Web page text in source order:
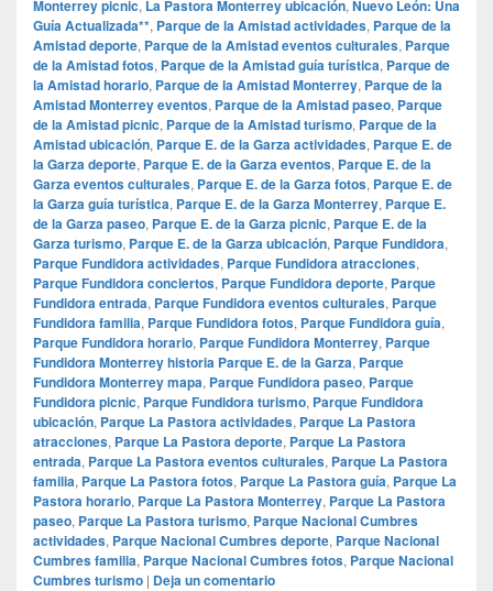
Monterrey picnic, La Pastora Monterrey ubicación, Nuevo León: Una
Guía Actualizada**, Parque de la Amistad actividades, Parque de la
Amistad deporte, Parque de la Amistad eventos culturales, Parque
de la Amistad fotos, Parque de la Amistad guía turística, Parque de
la Amistad horario, Parque de la Amistad Monterrey, Parque de la
Amistad Monterrey eventos, Parque de la Amistad paseo, Parque
de la Amistad picnic, Parque de la Amistad turismo, Parque de la
Amistad ubicación, Parque E. de la Garza actividades, Parque E. de
la Garza deporte, Parque E. de la Garza eventos, Parque E. de la
Garza eventos culturales, Parque E. de la Garza fotos, Parque E. de
la Garza guía turística, Parque E. de la Garza Monterrey, Parque E.
de la Garza paseo, Parque E. de la Garza picnic, Parque E. de la
Garza turismo, Parque E. de la Garza ubicación, Parque Fundidora,
Parque Fundidora actividades, Parque Fundidora atracciones,
Parque Fundidora conciertos, Parque Fundidora deporte, Parque
Fundidora entrada, Parque Fundidora eventos culturales, Parque
Fundidora familia, Parque Fundidora fotos, Parque Fundidora guía,
Parque Fundidora horario, Parque Fundidora Monterrey, Parque
Fundidora Monterrey historia Parque E. de la Garza, Parque
Fundidora Monterrey mapa, Parque Fundidora paseo, Parque
Fundidora picnic, Parque Fundidora turismo, Parque Fundidora
ubicación, Parque La Pastora actividades, Parque La Pastora
atracciones, Parque La Pastora deporte, Parque La Pastora
entrada, Parque La Pastora eventos culturales, Parque La Pastora
familia, Parque La Pastora fotos, Parque La Pastora guía, Parque La
Pastora horario, Parque La Pastora Monterrey, Parque La Pastora
paseo, Parque La Pastora turismo, Parque Nacional Cumbres
actividades, Parque Nacional Cumbres deporte, Parque Nacional
Cumbres familia, Parque Nacional Cumbres fotos, Parque Nacional
Cumbres turismo | Deja un comentario